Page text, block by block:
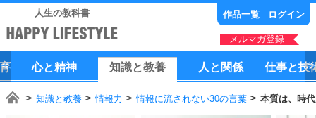
人生の教科書 作品一覧 ログイン
メルマガ登録
心と精神 知識と教養 人 と 関係 仕事と技
知識と教養 情報力 情報に流されない30の言葉 本質は、時